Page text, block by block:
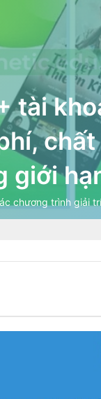
tài
giới
chương trình giải